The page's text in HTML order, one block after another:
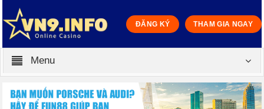
ĐĂNG KÝ THAM GIA NGAY
Menu